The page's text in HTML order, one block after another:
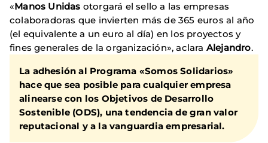
«Manos Unidas otorgará el sello a las empresas
colaboradoras que invierten más de 365 euros al año
(el equivalente a un euro al día) en los proyectos y
fines generales de la organización», aclara Alejandro.
La adhesión al Programa «Somos Solidarios»
hace que sea posible para cualquier empresa
alinearse con los Objetivos de Desarrollo
Sostenible (ODS), una tendencia de gran valor
reputacional y a la vanguardia empresarial.